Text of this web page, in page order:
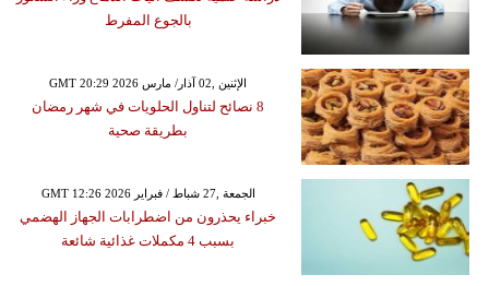
بالجوع المفرط
GMT 20:29 2026 الإثنين ,02 آذار/ مارس
8 نصائح لتناول الحلويات في شهر رمضان
بطريقة صحية
GMT 12:26 2026 الجمعة ,27 شباط / فبراير
خبراء يحذرون من اضطرابات الجهاز الهضمي
بسبب 4 مكملات غذائية شائعة